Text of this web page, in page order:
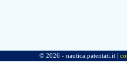
© 2026 - nautica.patentati.it |